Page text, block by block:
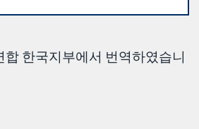
합 한국지부에서 번역하였습니